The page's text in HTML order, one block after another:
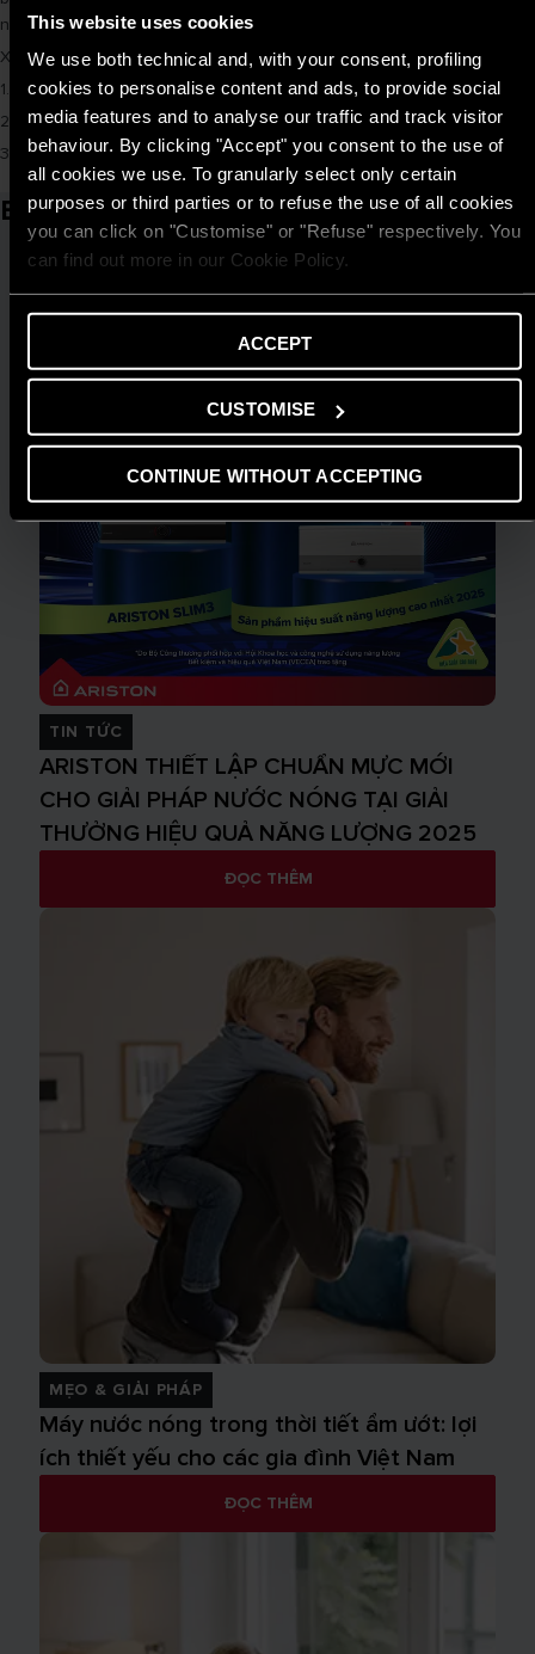
This website uses cookies
We use both technical and, with your consent, profiling
cookies to personalise content and ads, to provide social
media features and to analyse our traffic and track visitor
behaviour. By clicking "Accept" you consent to the use of
all cookies we use. To granularly select only certain
purposes or third parties or to refuse the use of all cookies
you can click on "Customise" or "Refuse" respectively. You
can find out more in our Cookie Policy.
ACCEPT
CUSTOMISE
CONTINUE WITHOUT ACCEPTING
ngay một chiếc bình nóng lạnh phù hợp với gia đình của bạn.
Xem thêm các bài viết khác:
1.
Khám phá chi tiết cấu tạo của bình nóng lạnh Ariston
2.
Những lưu ý về cách dùng bình nước nóng lạnh vô cùng hữu ích
3.
Các kích thước bình nóng lạnh thông dụng và tính năng của chúng
Bài viết liên quan
TIN TỨC
ARISTON THIẾT LẬP CHUẨN MỰC MỚI
CHO GIẢI PHÁP NƯỚC NÓNG TẠI GIẢI
THƯỞNG HIỆU QUẢ NĂNG LƯỢNG 2025
ĐỌC THÊM
MẸO & GIẢI PHÁP
Máy nước nóng trong thời tiết ẩm ướt: lợi
ích thiết yếu cho các gia đình Việt Nam
ĐỌC THÊM